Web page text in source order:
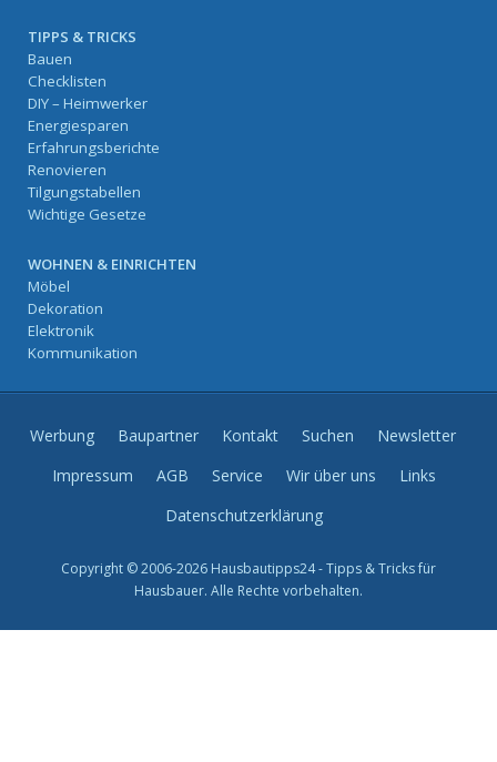
TIPPS & TRICKS
Bauen
Checklisten
DIY – Heimwerker
Energiesparen
Erfahrungsberichte
Renovieren
Tilgungstabellen
Wichtige Gesetze
WOHNEN & EINRICHTEN
Möbel
Dekoration
Elektronik
Kommunikation
Werbung Baupartner Kontakt Suchen
Newsletter
Impressum
AGB Service Wir über uns
Links
Datenschutzerklärung
Copyright © 2006-2026 Hausbautipps24 - Tipps & Tricks für
Hausbauer. Alle Rechte vorbehalten.